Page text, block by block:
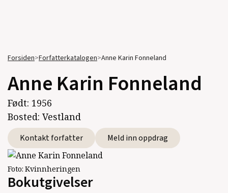
Forsiden>Forfatterkatalogen>Anne Karin Fonneland
Anne Karin Fonneland
Født: 1956
Bosted: Vestland
Kontakt forfatter Meld inn oppdrag
Foto: Kvinnheringen
Bokutgivelser